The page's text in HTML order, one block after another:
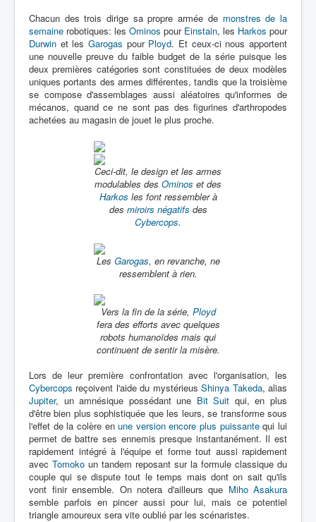
Chacun des trois dirige sa propre armée de monstres de la
semaine robotiques: les Ominos pour Einstain, les Harkos pour
Durwin et les Garogas pour Ployd. Et ceux-ci nous apportent
une nouvelle preuve du faible budget de la série puisque les
deux premières catégories sont constituées de deux modèles
uniques portants des armes différentes, tandis que la troisième
se compose d'assemblages aussi aléatoires qu'informes de
mécanos, quand ce ne sont pas des figurines d'arthropodes
achetées au magasin de jouet le plus proche.
Ceci-dit, le design et les armes
modulables des Ominos et des
Harkos les font ressembler à
des miroirs négatifs des
Cybercops.
Les Garogas, en revanche, ne
ressemblent à rien.
Vers la fin de la série, Ployd
fera des efforts avec quelques
robots humanoïdes mais qui
continuent de sentir la misère.
Lors de leur première confrontation avec l'organisation, les
Cybercops reçoivent l'aide du mystérieusShinya Takeda, alias
Jupiter, un amnésique possédant une Bit Suit qui, en plus
d'être bien plus sophistiquée que les leurs, se transforme sous
l'effet de la colère enune version encore plus puissantequi lui
permet de battre ses ennemis presque instantanément. Il est
rapidement intégré à l'équipe et forme tout aussi rapidement
avec Tomoko un tandem reposant sur la formule classique du
couple qui se dispute tout le temps mais dont on sait qu'ils
vont finir ensemble. On notera d'ailleurs que Miho Asakura
semble parfois en pincer aussi pour lui, mais ce potentiel
triangle amoureux sera vite oublié par les scénaristes.